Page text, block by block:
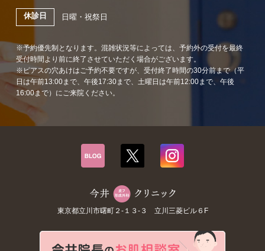
休診日 日曜・祝祭日
※予約優先制となります。混雑状況等によっては、予約外の受付を最終
受付時間より前に終了させていただく場合がございます。
※ピアスの穴あけはご予約不要ですが、受付終了時間の30分前まで（平
日は午前13:00まで、午後17:30まで、土曜日は午前12:00まで、午後
16:00まで）にご来院ください。
東京都立川市曙町２-１３-３ 立川三菱ビル６F